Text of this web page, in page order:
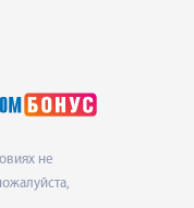
не